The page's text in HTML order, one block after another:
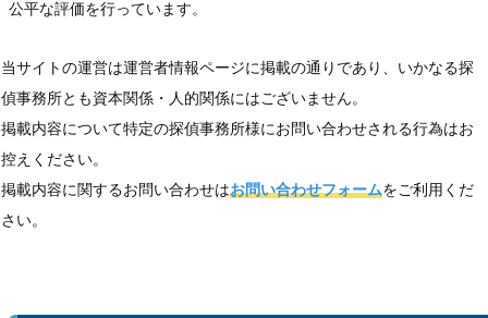
公平な評価を行っています。
当サイトの運営は運営者情報ページに掲載の通りであり、いかなる探
偵事務所とも資本関係・人的関係にはございません。
掲載内容について特定の探偵事務所様にお問い合わせされる行為はお
控えください。
掲載内容に関するお問い合わせはお問い合わせフォームをご利用くだ
さい。